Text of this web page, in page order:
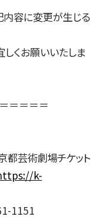
容に変更が生じる
くお願いいたしま
＝＝＝＝
都芸術劇場チケット
k-
1151